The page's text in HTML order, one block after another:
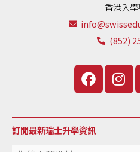
香港入
(852)
訂閲最新瑞士升學資訊